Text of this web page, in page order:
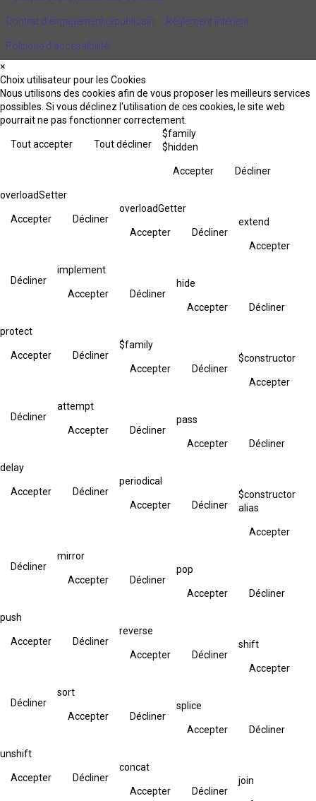
Contrat d'engagement républicain Règlement intérieur
Politique d’accessibilité
×
Choix utilisateur pour les Cookies
Nous utilisons des cookies afin de vous proposer les meilleurs services
possibles. Si vous déclinez l'utilisation de ces cookies, le site web
pourrait ne pas fonctionner correctement.
Tout accepter Tout décliner
$family
$hidden
Accepter Décliner
overloadSetter
Accepter Décliner
overloadGetter
Accepter Décliner
extend
Accepter
Décliner
implement
Accepter Décliner
hide
Accepter Décliner
protect
Accepter Décliner
$family
Accepter Décliner
$constructor
Accepter
Décliner
attempt
Accepter Décliner
pass
Accepter Décliner
delay
Accepter Décliner
periodical
Accepter Décliner
$constructor
alias
Accepter
Décliner
mirror
Accepter Décliner
pop
Accepter Décliner
push
Accepter Décliner
reverse
Accepter Décliner
shift
Accepter
Décliner
sort
Accepter Décliner
splice
Accepter Décliner
unshift
Accepter Décliner
concat
Accepter Décliner
join